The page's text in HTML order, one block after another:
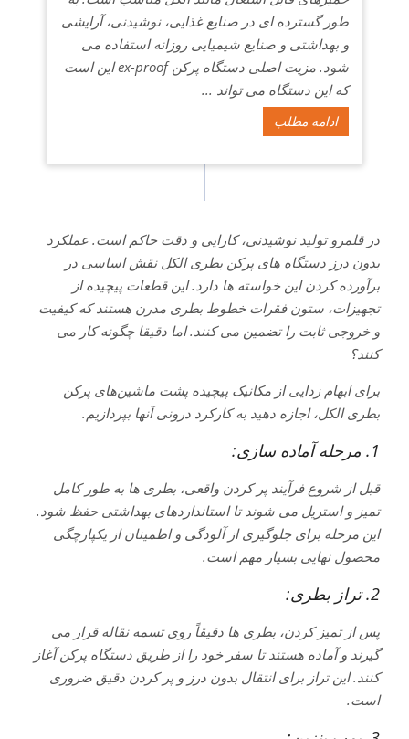
طور گسترده ای در صنایع غذایی، نوشیدنی، آرایشی
و بهداشتی و صنایع شیمیایی روزانه استفاده می
شود. مزیت اصلی دستگاه پرکن ex-proof این است
که این دستگاه می تواند ...
ادامه مطلب
در قلمرو تولید نوشیدنی، کارایی و دقت حاکم است. عملکرد
بدون درز دستگاه های پرکن بطری الکل نقش اساسی در
برآورده کردن این خواسته ها دارد. این قطعات پیچیده از
تجهیزات، ستون فقرات خطوط بطری مدرن هستند که کیفیت
و خروجی ثابت را تضمین می کنند. اما دقیقا چگونه کار می
کنند؟
برای ابهام زدایی از مکانیک پیچیده پشت ماشین‌های پرکن
بطری الکل، اجازه دهید به کارکرد درونی آنها بپردازیم.
1. مرحله آماده سازی:
قبل از شروع فرآیند پر کردن واقعی، بطری ها به طور کامل
تمیز و استریل می شوند تا استانداردهای بهداشتی حفظ شود.
این مرحله برای جلوگیری از آلودگی و اطمینان از یکپارچگی
محصول نهایی بسیار مهم است.
2. تراز بطری:
پس از تمیز کردن، بطری ها دقیقاً روی تسمه نقاله قرار می
گیرند و آماده هستند تا سفر خود را از طریق دستگاه پرکن آغاز
کنند. این تراز برای انتقال بدون درز و پر کردن دقیق ضروری
است.